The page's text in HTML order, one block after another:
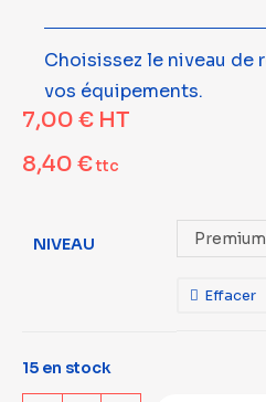
Choisissez le niveau
vos équipements.
7,00 € HT
8,40 €ttc
NIVEAU Premium
Effacer
15 en stock